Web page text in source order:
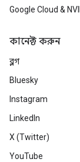
Google Cloud &
কানেক্ট করুন
ব্লগ
Bluesky
Instagram
LinkedIn
X (Twitter)
YouTube